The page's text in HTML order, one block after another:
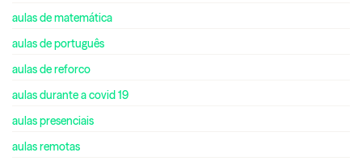
aulas de matemática
aulas de português
aulas de reforco
aulas durante a covid 19
aulas presenciais
aulas remotas